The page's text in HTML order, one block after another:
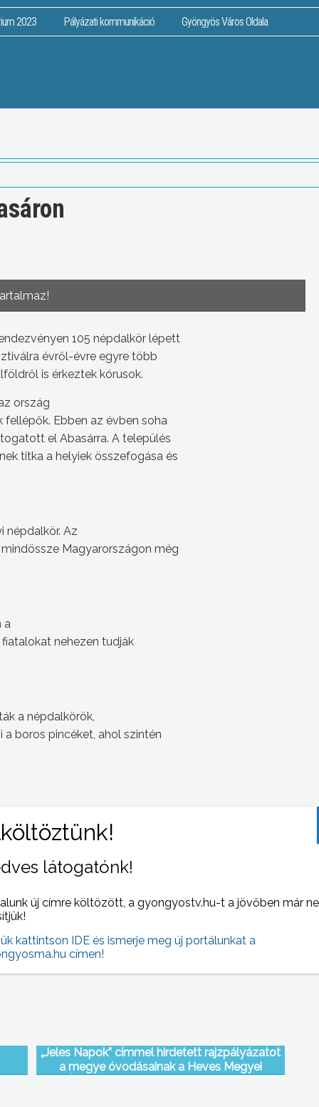
2023 Pályázati kommunikáció Gyöngyös Város Oldala
105 népdalkör lépett
évről-évre egyre több
is érkeztek kórusok.
ország
Ebben az évben soha
el Abasárra. A település
titka a helyiek összefogása és
népdalkör. Az
Magyarországon még
a
nehezen tudják
a népdalkörök,
boros pincéket, ahol szintén
„Jeles Napok” címmel hirdetett rajzpályázatot
a megye óvodásainak a Heves Megyei
látogatónk!
új címre költözött, a gyongyostv.hu-t a jövőben már
kattintson IDE és ismerje meg új portálunkat a
címen!